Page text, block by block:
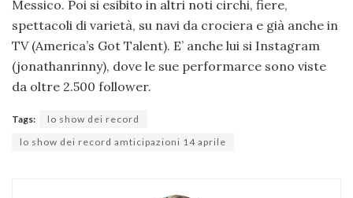
Messico. Poi si esibito in altri noti circhi, fiere,
spettacoli di varietà, su navi da crociera e già anche in
TV (America’s Got Talent). E’ anche lui si Instagram
(jonathanrinny), dove le sue performarce sono viste
da oltre 2.500 follower.
Tags:
lo show dei record
lo show dei record amticipazioni 14 aprile